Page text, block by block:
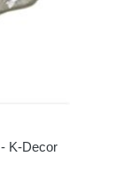
K-Decor